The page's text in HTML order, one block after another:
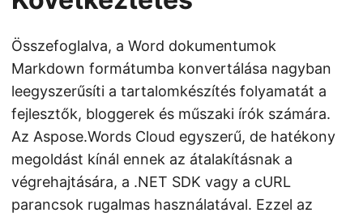
Összefoglalva, a Word dokumentumok
Markdown formátumba konvertálása nagyban
leegyszerűsíti a tartalomkészítés folyamatát a
fejlesztők, bloggerek és műszaki írók számára.
Az Aspose.Words Cloud egyszerű, de hatékony
megoldást kínál ennek az átalakításnak a
végrehajtására, a .NET SDK vagy a cURL
parancsok rugalmas használatával. Ezzel az